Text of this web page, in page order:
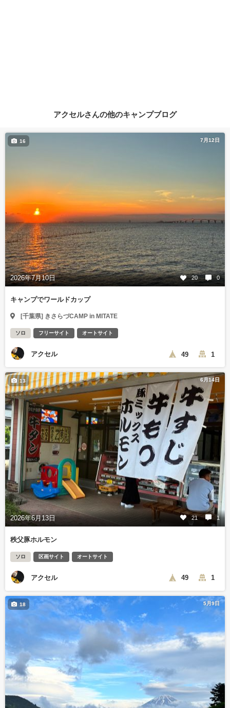
アクセルさんの他のキャンプブログ
7月12日
2026年7月10日 20 0
16
キャンプでワールドカップ
[千葉県] きさらづCAMP in MITATE
ソロ フリーサイト オートサイト
アクセル 49 1
6月14日
2026年6月13日 21 1
13
秩父豚ホルモン
ソロ 区画サイト オートサイト
アクセル 49 1
5月9日
18